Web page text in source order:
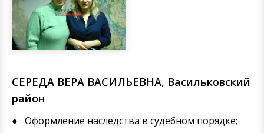
СЕРЕДА ВЕРА ВАСИЛЬЕВНА, Васильковский
район
Оформление наследства в судебном порядке;